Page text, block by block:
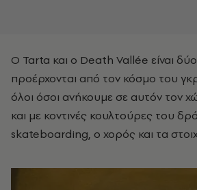
Ο Tarta και ο Death Vallée είναι
προέρχονται από τον κόσμο του
όλοι όσοι ανήκουμε σε αυτόν τον
και με κοντινές κουλτούρες του
skateboarding, ο χορός και τα